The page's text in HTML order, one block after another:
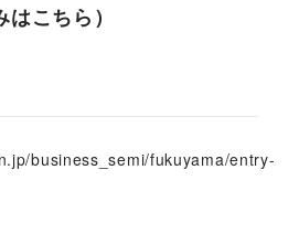
こちら）
business_semi/fukuyama/entry-